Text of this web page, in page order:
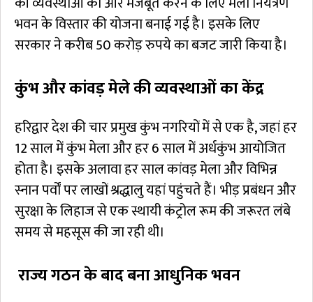
भवन के विस्तार की योजना बनाई गई है। इसके लिए
सरकार ने करीब 50 करोड़ रुपये का बजट जारी किया है।
कुंभ और कांवड़ मेले की व्यवस्थाओं का केंद्र
हरिद्वार देश की चार प्रमुख कुंभ नगरियों में से एक है, जहां हर
12 साल में कुंभ मेला और हर 6 साल में अर्धकुंभ आयोजित
होता है। इसके अलावा हर साल कांवड़ मेला और विभिन्न
स्नान पर्वों पर लाखों श्रद्धालु यहां पहुंचते हैं। भीड़ प्रबंधन और
सुरक्षा के लिहाज से एक स्थायी कंट्रोल रूम की जरूरत लंबे
समय से महसूस की जा रही थी।
राज्य गठन के बाद बना आधुनिक भवन